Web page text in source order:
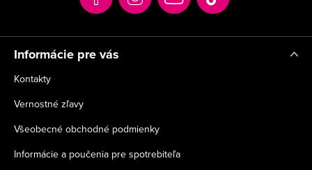
e
Informácie pre vás
Kontakty
Vernostné zľavy
Všeobecné obchodné podmienky
Informácie a poučenia pre spotrebiteľa